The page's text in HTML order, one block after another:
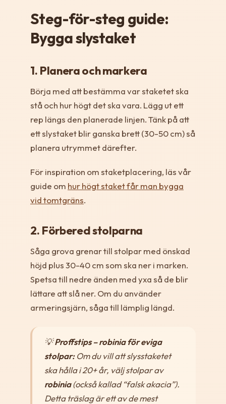
Steg-för-steg guide:
Bygga slystaket
1. Planera och markera
Börja med att bestämma var staketet ska
stå och hur högt det ska vara. Lägg ut ett
rep längs den planerade linjen. Tänk på att
ett slystaket blir ganska brett (30-50 cm) så
planera utrymmet därefter.
För inspiration om staketplacering, läs vår
guide om hur högt staket får man bygga
vid tomtgräns.
2. Förbered stolparna
Såga grova grenar till stolpar med önskad
höjd plus 30-40 cm som ska ner i marken.
Spetsa till nedre änden med yxa så de blir
lättare att slå ner. Om du använder
armeringsjärn, såga till lämplig längd.
💡Proffstips – robinia för eviga
stolpar:Om du vill att slysstaketet
ska hålla i 20+ år, välj stolpar av
robinia(också kallad “falsk akacia”).
Detta träslag är ett av de mest